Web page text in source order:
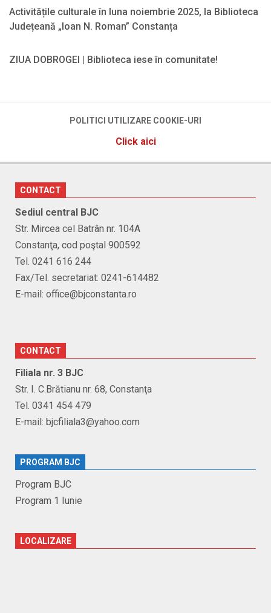
11-
06
Activitățile culturale în luna noiembrie 2025, la Biblioteca
Județeană „Ioan N. Roman” Constanța
11-
ZIUA DOBROGEI | Biblioteca iese în comunitate!
31
POLITICI UTILIZARE COOKIE-URI
Click aici
CONTACT
Sediul central BJC
Str. Mircea cel Batrân nr. 104A
Constanţa, cod poştal 900592
Tel. 0241 616 244
Fax/Tel. secretariat: 0241-614482
E-mail: office@bjconstanta.ro
CONTACT
Filiala nr. 3 BJC
Str. I. C.Brătianu nr. 68, Constanţa
Tel. 0341 454 479
E-mail: bjcfiliala3@yahoo.com
PROGRAM BJC
Program BJC
Program 1 Iunie
LOCALIZARE